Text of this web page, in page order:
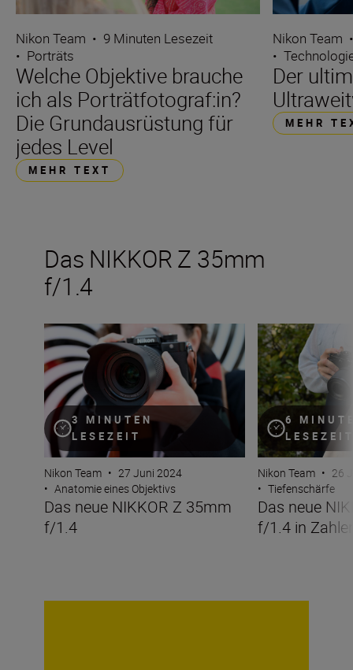
Nikon Team • 9 Minuten Lesezeit
• Porträts
Welche Objektive brauche
ich als Porträtfotograf:in?
Die Grundausrüstung für
jedes Level
MEHR TEXT
Nikon Team
•
Der
MEHR
Das NIKKOR Z 35mm
f/1.4
3 MINUTEN
LESEZEIT
Das neue NIKKOR Z 35mm f/1.4
Nikon Team • 27 Juni 2024
• Anatomie eines Objektivs
Das neue NIKKOR Z 35mm
f/1.4
6
Das neue
Nikon Team • 26
• Tiefenschärfe
Das neue
f/1.4 in